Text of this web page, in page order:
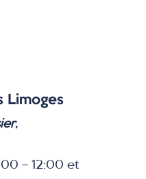
Limoges
– 12:00 et